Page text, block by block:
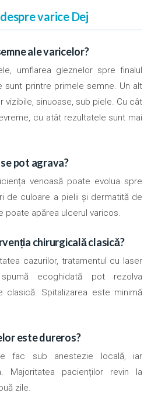
varice Dej
ale varicelor?
umflarea gleznelor spre finalul
sunt printre primele semne. Un alt
vizibile, sinuoase, sub piele. Cu cât
cu atât rezultatele sunt mai
pot agrava?
venoasă poate evolua spre
de culoare a pielii și dermatită de
poate apărea ulcerul varicos.
chirurgicală clasică?
cazurilor, tratamentul cu laser
ecoghidată pot rezolva
clasică. Spitalizarea este minimă
este dureros?
fac sub anestezie locală, iar
Majoritatea pacienților revin la
zile.